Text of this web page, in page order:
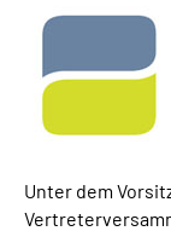
Suche
Unter dem